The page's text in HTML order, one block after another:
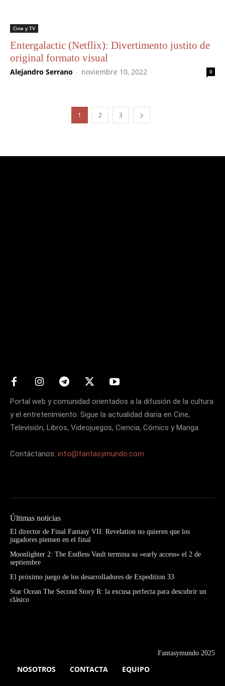
Cine y TV
Entergalactic (Netflix): Divertimento justito de
original formato visual
Alejandro Serrano - noviembre 10, 2022 0
1 2 3
Portal web y comunidad orientados a la difusión de la cultura
y el entretenimiento. Sigue la actualidad diaria en Cine,
Televisión, Libros, Videojuegos, Ciencia, Cómics y Manga.
Contáctanos: info@fantasymundo.com
Últimas noticias
El director de Final Fantasy VII: Revelation no quieren que los
jugadores piensen en el final
Moonlighter 2: The Endless Vault termina su «early access» el 2 de
septiembre
El próximo juego de los desarrolladores de Expedition 33
Star Ocean The Second Story R: la excusa perfecta para descubrir un
clásico
Fantasymundo 2025
NOSOTROS CONTACTA EQUIPO